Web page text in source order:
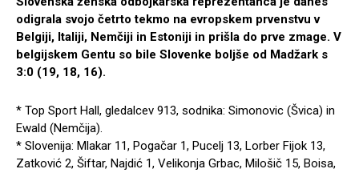
odigrala svojo četrto tekmo na evropskem prvenstvu v
Belgiji, Italiji, Nemčiji in Estoniji in prišla do prve zmage. V
belgijskem Gentu so bile Slovenke boljše od Madžark s
3:0 (19, 18, 16).
* Top Sport Hall, gledalcev 913, sodnika: Simonovic (Švica) in
Ewald (Nemčija).
* Slovenija: Mlakar 11, Pogačar 1, Pucelj 13, Lorber Fijok 13,
Zatković 2, Šiftar, Najdić 1, Velikonja Grbac, Milošič 15, Boisa,